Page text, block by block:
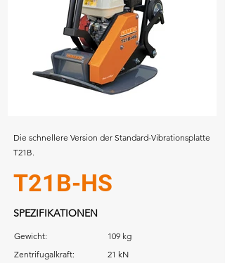
Die schnellere Version der Standard-Vibrationsplatte
T21B.
T21B-HS
SPEZIFIKATIONEN
Gewicht:
Zentrifugalkraft:
109 kg
21 kN